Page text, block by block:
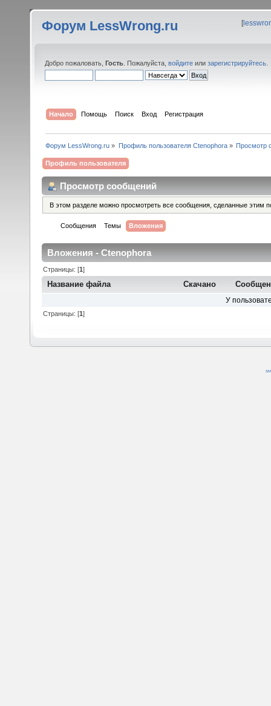
Форум LessWrong.ru [
Добро пожаловать, Гость . Пожалуйста, войдите или зарегистрируйтесь
Начало Помощь Поиск Вход Регистрация
Форум LessWrong.ru » Профиль пользователя Ctenophora» Просмотр
Профиль пользователя
Просмотр сообщений
В этом разделе можно просмотреть все сообщения, сделанные этим
Сообщения Темы Вложения
Вложения - Ctenophora
Страницы: [1]
Название файла Скачано
У
Страницы: [1]